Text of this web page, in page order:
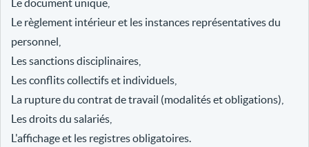
Le document unique,
Le règlement intérieur et les instances représentatives du
personnel,
Les sanctions disciplinaires,
Les conflits collectifs et individuels,
La rupture du contrat de travail (modalités et obligations),
Les droits du salariés,
L'affichage et les registres obligatoires.